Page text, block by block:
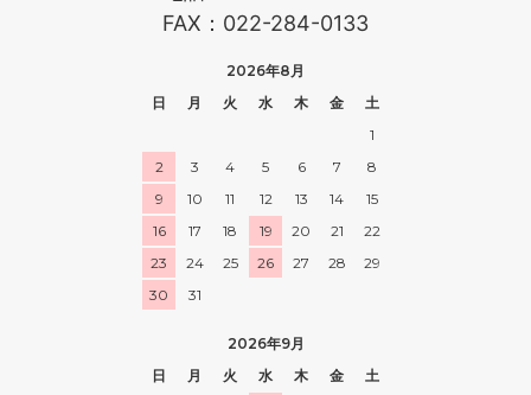
FAX：022-284-0133
2026年8月
日
月 火 水 木 金
土
1
2
3 4 5 6 7
8
9
10 11 12 13 14
15
16
17 18 19 20 21
22
23
24 25 26 27 28
29
30
31
2026年9月
日
月 火 水 木 金
土